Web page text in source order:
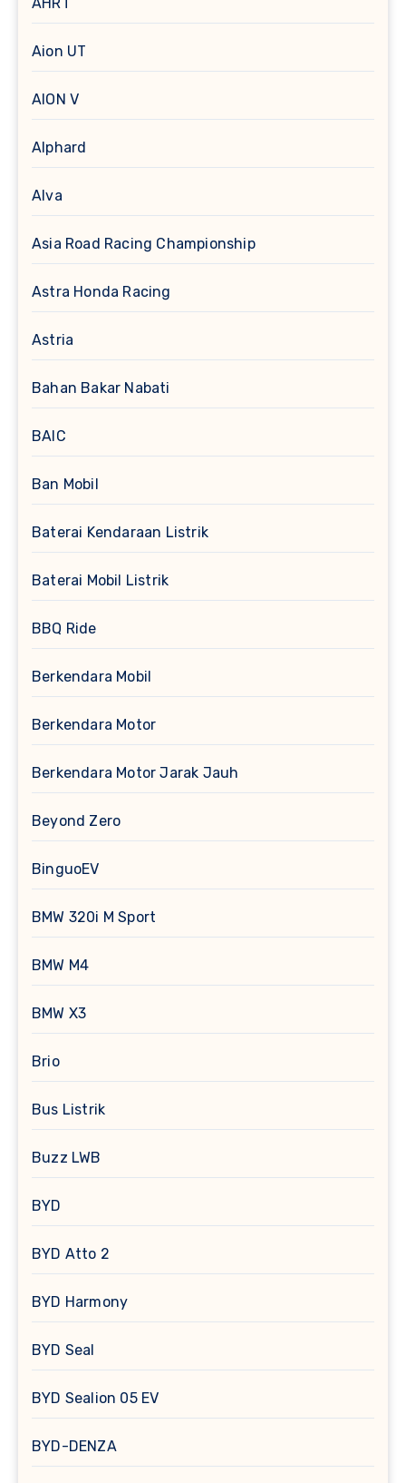
AHRT
Aion UT
AION V
Alphard
Alva
Asia Road Racing Championship
Astra Honda Racing
Astria
Bahan Bakar Nabati
BAIC
Ban Mobil
Baterai Kendaraan Listrik
Baterai Mobil Listrik
BBQ Ride
Berkendara Mobil
Berkendara Motor
Berkendara Motor Jarak Jauh
Beyond Zero
BinguoEV
BMW 320i M Sport
BMW M4
BMW X3
Brio
Bus Listrik
Buzz LWB
BYD
BYD Atto 2
BYD Harmony
BYD Seal
BYD Sealion 05 EV
BYD-DENZA